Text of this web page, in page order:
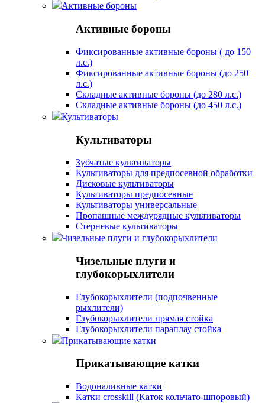
Активные бороны
Активные бороны
Фиксированные активные бороны ( до 150
л.с.)
Фиксированные активные бороны (до 250
л.с.)
Складные активные бороны (до 280 л.с.)
Складные активные бороны (до 450 л.с.)
Культиваторы
Культиваторы
Зубчатые культиваторы
Культиваторы для предпосевной обработки
Дисковые культиваторы
Культиваторы предпосевные
Культиваторы универсальные
Пропашные междурядные культиваторы
Стерневые культиваторы
Чизельные плуги и глубокорыхлители
Чизельные плуги и
глубокорыхлители
Глубокорыхлители (подпочвенные
рыхлители)
Глубокорыхлители прямая стойка
Глубокорыхлители параплау стойка
Прикатывающие катки
Прикатывающие катки
Водоналивные катки
Катки crosskill (Каток кольчато-шпоровый)